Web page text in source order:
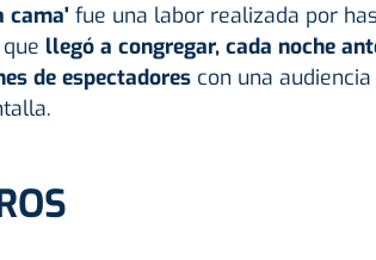
cama' fue una labor realizada por
llegó a congregar, cada noche
de espectadores con una